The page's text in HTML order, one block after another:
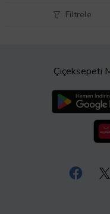
Filtrele
Çiçeksepeti